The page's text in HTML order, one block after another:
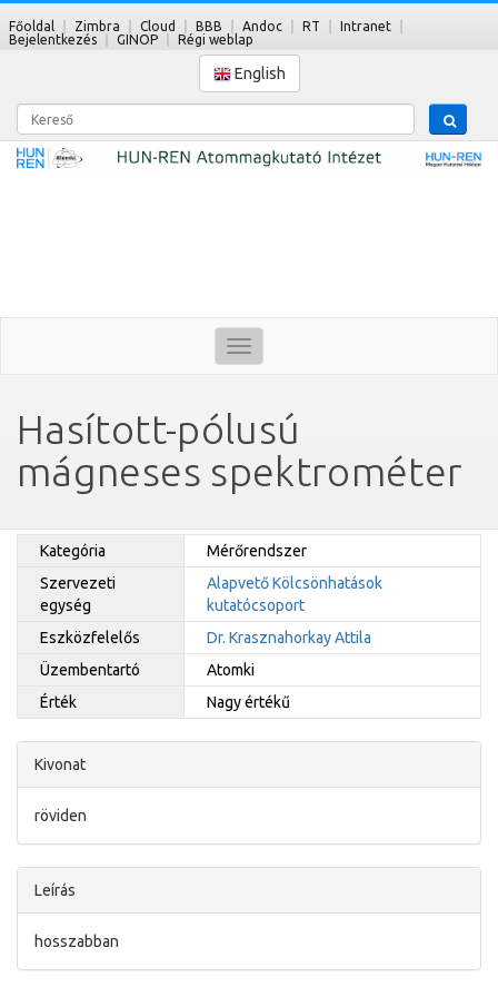
Főoldal Zimbra Cloud BBB Andoc RT
Intranet
Bejelentkezés
GINOP Régi weblap
English
Kereső
Toggle
navigation
Hasított-pólusú
mágneses spektrométer
Kategória
Mérőrendszer
Szervezeti
egység
Alapvető Kölcsönhatások
kutatócsoport
Eszközfelelős
Dr. Krasznahorkay Attila
Üzembentartó
Atomki
Érték
Nagy értékű
Kivonat
röviden
Leírás
hosszabban